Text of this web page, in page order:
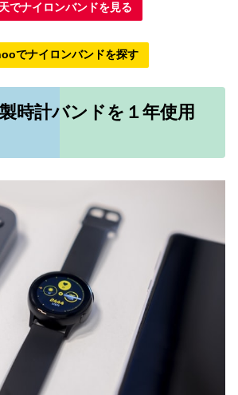
でナイロンバンドを見る
でナイロンバンドを探す
時計バンドを１年使用